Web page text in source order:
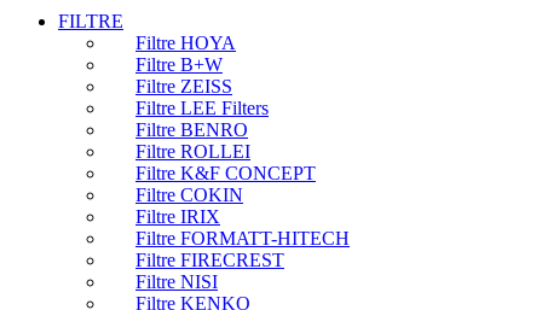
FILTRE
Filtre HOYA
Filtre B+W
Filtre ZEISS
Filtre LEE Filters
Filtre BENRO
Filtre ROLLEI
Filtre K&F CONCEPT
Filtre COKIN
Filtre IRIX
Filtre FORMATT-HITECH
Filtre FIRECREST
Filtre NISI
Filtre KENKO